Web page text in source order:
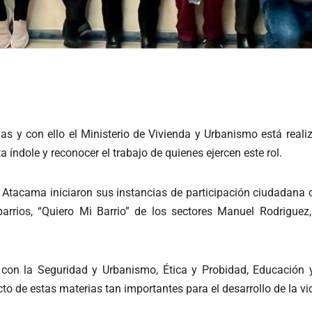
y con ello el Ministerio de Vivienda y Urbanismo está
y reconocer el trabajo de quienes ejercen este rol.
iniciaron sus instancias de participación
“Quiero Mi Barrio” de los sectores Manuel
la Seguridad y Urbanismo, Ética y Probidad,
de estas materias tan importantes para el desarrollo de la